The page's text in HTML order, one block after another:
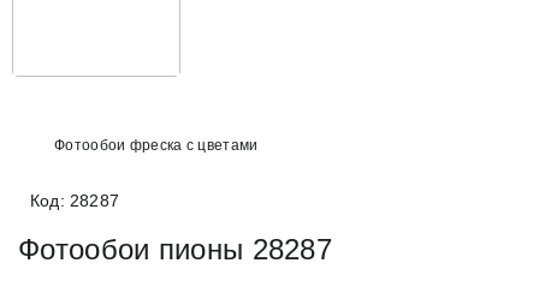
Фотообои фреска с цветами
Код: 28287
Фотообои пионы 28287